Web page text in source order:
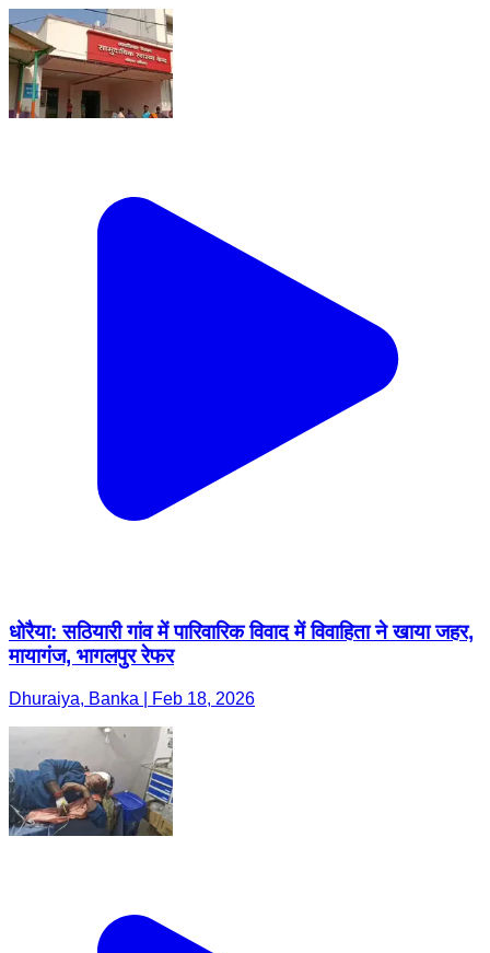
धोरैया: सठियारी गांव में पारिवारिक विवाद में विवाहिता ने खाया जहर,
मायागंज, भागलपुर रेफर
Dhuraiya, Banka | Feb 18, 2026